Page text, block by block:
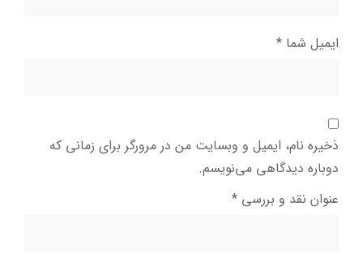
ایمیل شما *
ذخیره نام، ایمیل و وبسایت من در مرورگر برای زمانی که
دوباره دیدگاهی می‌نویسم.
عنوان نقد و بررسی *